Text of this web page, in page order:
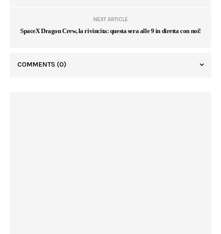
NEXT ARTICLE
SpaceX Dragon Crew, la rivincita: questa sera alle 9 in diretta con noi!
COMMENTS (0)